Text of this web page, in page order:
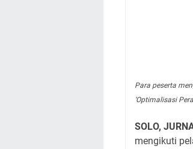
Para peserta
‘Optimalisasi
SOLO,
mengikuti